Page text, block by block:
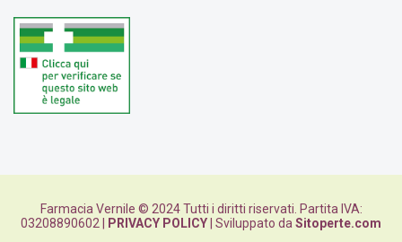
Farmacia Vernile © 2024 Tutti i diritti riservati. Partita IVA:
03208890602 |
PRIVACY POLICY | Sviluppato daSitoperte.com